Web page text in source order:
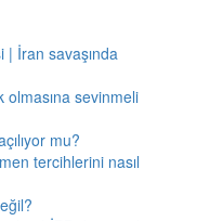
| İran savaşında
sevinmeli
mu?
tercihlerini nasıl